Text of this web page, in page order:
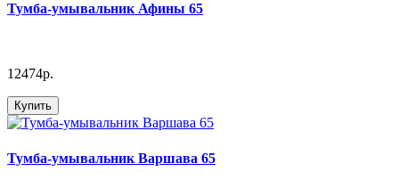
Тумба-умывальник Афины 65
12474р.
Купить
Тумба-умывальник Варшава 65